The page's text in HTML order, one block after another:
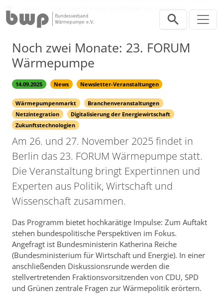
Noch zwei Monate: 23. FORUM Wärmepumpe
Noch zwei Monate: 23. FORUM
Wärmepumpe
14.09.2025 News Newsletter-Veranstaltungen
Wärmepumpenmarkt
Branchenveranstaltungen
Netzintegration
Digitalisierung der Energiewirtschaft
Zukunftstechnologien
Am 26. und 27. November 2025 findet in
Berlin das 23. FORUM Wärmepumpe statt.
Die Veranstaltung bringt Expertinnen und
Experten aus Politik, Wirtschaft und
Wissenschaft zusammen.
Das Programm bietet hochkarätige Impulse: Zum Auftakt
stehen bundespolitische Perspektiven im Fokus.
Angefragt ist Bundesministerin Katherina Reiche
(Bundesministerium für Wirtschaft und Energie). In einer
anschließenden Diskussionsrunde werden die
stellvertretenden Fraktionsvorsitzenden von CDU, SPD
und Grünen zentrale Fragen zur Wärmepolitik erörtern.